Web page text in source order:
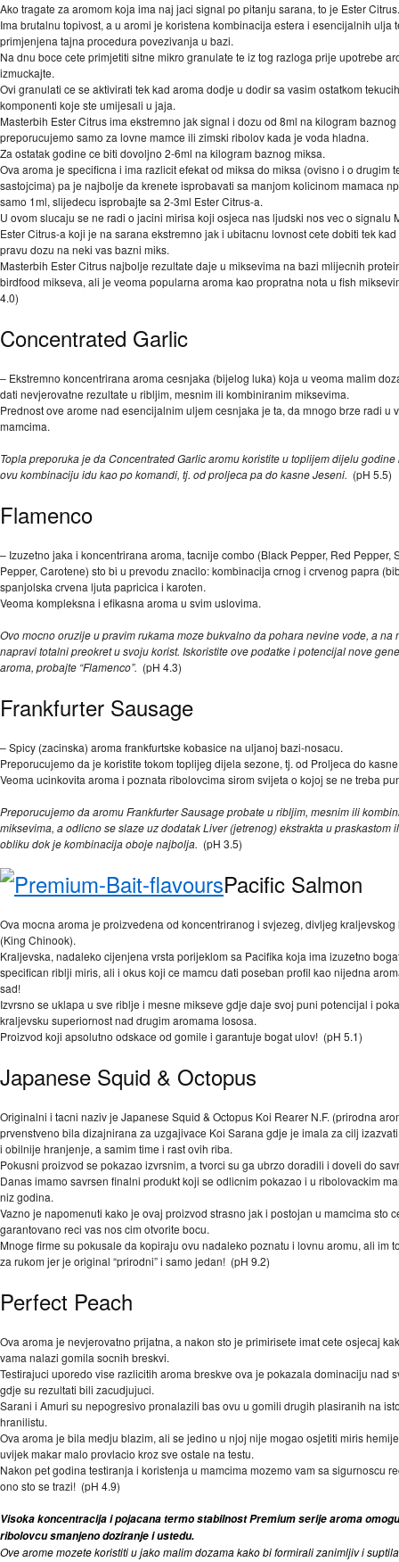
Ako tragate za aromom koja ima naj jaci signal po pitanju sarana, to je Ester Citrus.
Ima brutalnu topivost, a u aromi je koristena kombinacija estera i esencijalnih ulja
primjenjena tajna procedura povezivanja u bazi.
Na dnu boce cete primjetiti sitne mikro granulate te iz tog razloga prije upotrebe
izmuckajte.
Ovi granulati ce se aktivirati tek kad aroma dodje u dodir sa vasim ostatkom tekucih
komponenti koje ste umijesali u jaja.
Masterbih Ester Citrus ima ekstremno jak signal i dozu od 8ml na kilogram baznog
preporucujemo samo za lovne mamce ili zimski ribolov kada je voda hladna.
Za ostatak godine ce biti dovoljno 2-6ml na kilogram baznog miksa.
Ova aroma je specificna i ima razlicit efekat od miksa do miksa (ovisno i o drugim
sastojcima) pa je najbolje da krenete isprobavati sa manjom kolicinom mamaca
samo 1ml, slijedecu isprobajte sa 2-3ml Ester Citrus-a.
U ovom slucaju se ne radi o jacini mirisa koji osjeca nas ljudski nos vec o signalu
Ester Citrus-a koji je na sarana ekstremno jak i ubitacnu lovnost cete dobiti tek
pravu dozu na neki vas bazni miks.
Masterbih Ester Citrus najbolje rezultate daje u miksevima na bazi mlijecnih
birdfood mikseva, ali je veoma popularna aroma kao propratna nota u fish
4.0)
Concentrated Garlic
– Ekstremno koncentrirana aroma cesnjaka (bijelog luka) koja u veoma malim
dati nevjerovatne rezultate u ribljim, mesnim ili kombiniranim miksevima.
Prednost ove arome nad esencijalnim uljem cesnjaka je ta, da mnogo brze radi u
mamcima.
Topla preporuka je da Concentrated Garlic aromu koristite u toplijem dijelu
ovu kombinaciju idu kao po komandi, tj. od proljeca pa do kasne Jeseni. (pH 5.5)
Flamenco
– Izuzetno jaka i koncentrirana aroma, tacnije combo (Black Pepper, Red Pepper,
Pepper, Carotene) sto bi u prevodu znacilo: kombinacija crnog i crvenog papra
spanjolska crvena ljuta papricica i karoten.
Veoma kompleksna i efikasna aroma u svim uslovima.
Ovo mocno oruzije u pravim rukama moze bukvalno da pohara nevine vode, a na
napravi totalni preokret u svoju korist. Iskoristite ove podatke i potencijal nove
aroma, probajte “Flamenco”. (pH 4.3)
Frankfurter Sausage
– Spicy (zacinska) aroma frankfurtske kobasice na uljanoj bazi-nosacu.
Preporucujemo da je koristite tokom toplijeg dijela sezone, tj. od Proljeca do
Veoma ucinkovita aroma i poznata ribolovcima sirom svijeta o kojoj se ne treba
Preporucujemo da aromu Frankfurter Sausage probate u ribljim, mesnim ili
miksevima, a odlicno se slaze uz dodatak Liver (jetrenog) ekstrakta u praskastom
obliku dok je kombinacija oboje najbolja. (pH 3.5)
Pacific Salmon
Ova mocna aroma je proizvedena od koncentriranog i svjezeg, divljeg kraljevskog
(King Chinook).
Kraljevska, nadaleko cijenjena vrsta porijeklom sa Pacifika koja ima izuzetno
specifican riblji miris, ali i okus koji ce mamcu dati poseban profil kao nijedna
sad!
Izvrsno se uklapa u sve riblje i mesne mikseve gdje daje svoj puni potencijal i
kraljevsku superiornost nad drugim aromama lososa.
Proizvod koji apsolutno odskace od gomile i garantuje bogat ulov! (pH 5.1)
Japanese Squid & Octopus
Originalni i tacni naziv je Japanese Squid & Octopus Koi Rearer N.F. (prirodna
prvenstveno bila dizajnirana za uzgajivace Koi Sarana gdje je imala za cilj
i obilnije hranjenje, a samim time i rast ovih riba.
Pokusni proizvod se pokazao izvrsnim, a tvorci su ga ubrzo doradili i doveli do
Danas imamo savrsen finalni produkt koji se odlicnim pokazao i u ribolovackim
niz godina.
Vazno je napomenuti kako je ovaj proizvod strasno jak i postojan u mamcima sto
garantovano reci vas nos cim otvorite bocu.
Mnoge firme su pokusale da kopiraju ovu nadaleko poznatu i lovnu aromu, ali im
za rukom jer je original “prirodni” i samo jedan! (pH 9.2)
Perfect Peach
Ova aroma je nevjerovatno prijatna, a nakon sto je primirisete imat cete osjecaj
vama nalazi gomila socnih breskvi.
Testirajuci uporedo vise razlicitih aroma breskve ova je pokazala dominaciju nad
gdje su rezultati bili zacudjujuci.
Sarani i Amuri su nepogresivo pronalazili bas ovu u gomili drugih plasiranih na
hranilistu.
Ova aroma je bila medju blazim, ali se jedino u njoj nije mogao osjetiti miris
uvijek makar malo provlacio kroz sve ostale na testu.
Nakon pet godina testiranja i koristenja u mamcima mozemo vam sa sigurnoscu
ono sto se trazi! (pH 4.9)
Visoka koncentracija i pojacana termo stabilnost Premium serije aroma
ribolovcu smanjeno doziranje i ustedu.
Ove arome mozete koristiti u jako malim dozama kako bi formirali zanimljiv i